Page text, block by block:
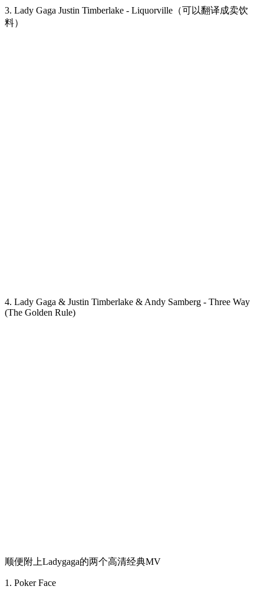
3. Lady Gaga Justin Timberlake - Liquorville（可以翻译成卖饮
料）
4. Lady Gaga & Justin Timberlake & Andy Samberg - Three Way
(The Golden Rule)
顺便附上Ladygaga的两个高清经典MV
1. Poker Face